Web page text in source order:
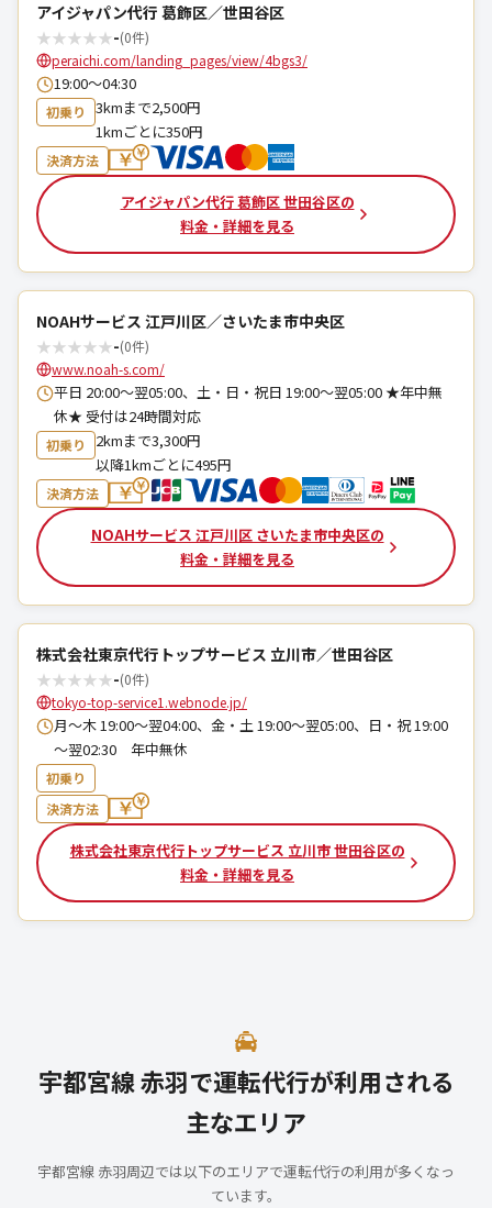
アイジャパン代行 葛飾区／世田谷区
★★★★★-(0件)
peraichi.com/landing_pages/view/4bgs3/
19:00〜04:30
初乗り
3kmまで2,500円
1kmごとに350円
決済方法
アイジャパン代行 葛飾区 世田谷区の
料金・詳細を見る
NOAHサービス 江戸川区／さいたま市中央区
★★★★★-(0件)
www.noah-s.com/
平日 20:00～翌05:00、土・日・祝日 19:00～翌05:00 ★年中無
休★ 受付は24時間対応
初乗り
2kmまで3,300円
以降1kmごとに495円
決済方法
NOAHサービス 江戸川区 さいたま市中央区の
料金・詳細を見る
株式会社東京代行トップサービス 立川市／世田谷区
★★★★★-(0件)
tokyo-top-service1.webnode.jp/
月～木 19:00～翌04:00、金・土 19:00～翌05:00、日・祝 19:00
～翌02:30 年中無休
初乗り
決済方法
株式会社東京代行トップサービス 立川市 世田谷区の
料金・詳細を見る
宇都宮線 赤羽で運転代行が利用される
主なエリア
宇都宮線 赤羽周辺では以下のエリアで運転代行の利用が多くなっ
ています。